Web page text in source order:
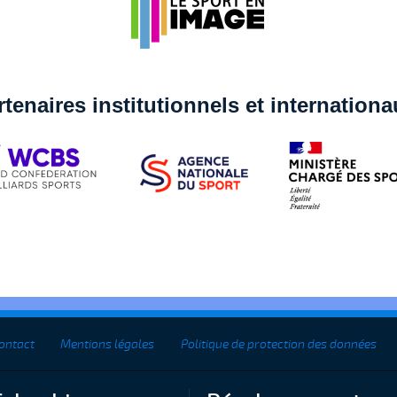
institutionnels et
Mentions légales Politique de protection des données